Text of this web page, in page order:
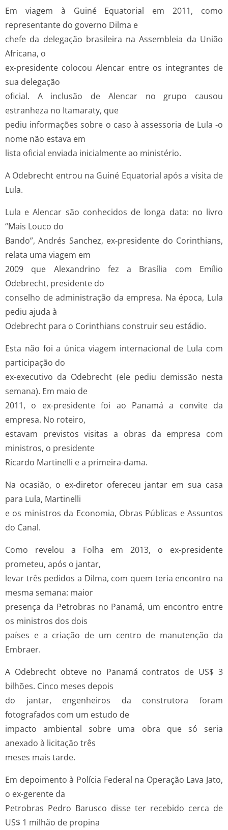
Em viagem à Guiné Equatorial em 2011, como
representante do governo Dilma e
chefe da delegação brasileira na Assembleia da União
Africana, o
ex-presidente colocou Alencar entre os integrantes de
sua delegação
oficial. A inclusão de Alencar no grupo causou
estranheza no Itamaraty, que
pediu informações sobre o caso à assessoria de Lula -o
nome não estava em
lista oficial enviada inicialmente ao ministério.
A Odebrecht entrou na Guiné Equatorial após a visita de
Lula.
Lula e Alencar são conhecidos de longa data: no livro
“Mais Louco do
Bando”, Andrés Sanchez, ex-presidente do Corinthians,
relata uma viagem em
2009 que Alexandrino fez a Brasília com Emílio
Odebrecht, presidente do
conselho de administração da empresa. Na época, Lula
pediu ajuda à
Odebrecht para o Corinthians construir seu estádio.
Esta não foi a única viagem internacional de Lula com
participação do
ex-executivo da Odebrecht (ele pediu demissão nesta
semana). Em maio de
2011, o ex-presidente foi ao Panamá a convite da
empresa. No roteiro,
estavam previstos visitas a obras da empresa com
ministros, o presidente
Ricardo Martinelli e a primeira-dama.
Na ocasião, o ex-diretor ofereceu jantar em sua casa
para Lula, Martinelli
e os ministros da Economia, Obras Públicas e Assuntos
do Canal.
Como revelou a Folha em 2013, o ex-presidente
prometeu, após o jantar,
levar três pedidos a Dilma, com quem teria encontro na
mesma semana: maior
presença da Petrobras no Panamá, um encontro entre
os ministros dos dois
países e a criação de um centro de manutenção da
Embraer.
A Odebrecht obteve no Panamá contratos de US$ 3
bilhões. Cinco meses depois
do jantar, engenheiros da construtora foram
fotografados com um estudo de
impacto ambiental sobre uma obra que só seria
anexado à licitação três
meses mais tarde.
Em depoimento à Polícia Federal na Operação Lava Jato,
o ex-gerente da
Petrobras Pedro Barusco disse ter recebido cerca de
US$ 1 milhão de propina